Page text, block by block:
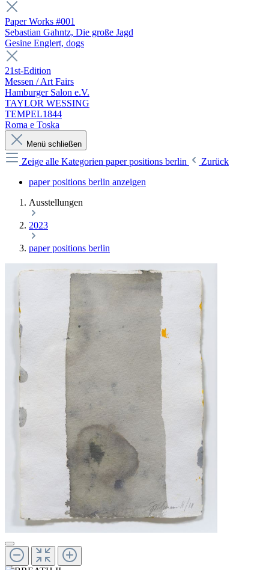
Paper Works #001
Sebastian Gahntz, Die große Jagd
Gesine Englert, dogs
21st-Edition
Messen / Art Fairs
Hamburger Salon e.V.
TAYLOR WESSING
TEMPEL1844
Roma e Toska
Menü schließen
Zeige alle Kategorien paper positions berlin
Zurück
paper positions berlin anzeigen
Ausstellungen
2023
paper positions berlin